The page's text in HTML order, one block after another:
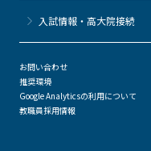
⼊試情報・高大院接続
お問い合わせ
推奨環境
Google Analyticsの利用について
教職員採用情報